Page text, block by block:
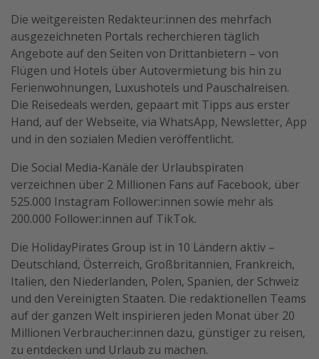
Die weitgereisten Redakteur:innen des mehrfach
ausgezeichneten Portals recherchieren täglich
Angebote auf den Seiten von Drittanbietern – von
Flügen und Hotels über Autovermietung bis hin zu
Ferienwohnungen, Luxushotels und Pauschalreisen.
Die Reisedeals werden, gepaart mit Tipps aus erster
Hand, auf der Webseite, via WhatsApp, Newsletter, App
und in den sozialen Medien veröffentlicht.
Die Social Media-Kanäle der Urlaubspiraten
verzeichnen über 2 Millionen Fans auf Facebook, über
525.000 Instagram Follower:innen sowie mehr als
200.000 Follower:innen auf TikTok.
Die HolidayPirates Group ist in 10 Ländern aktiv –
Deutschland, Österreich, Großbritannien, Frankreich,
Italien, den Niederlanden, Polen, Spanien, der Schweiz
und den Vereinigten Staaten. Die redaktionellen Teams
auf der ganzen Welt inspirieren jeden Monat über 20
Millionen Verbraucher:innen dazu, günstiger zu reisen,
zu entdecken und Urlaub zu machen.